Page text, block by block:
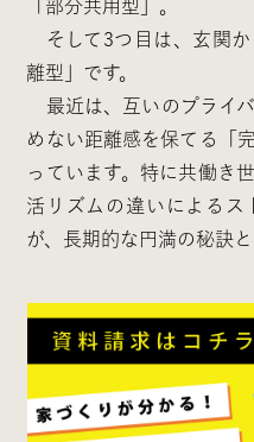
「部分共用型」。
そして3つ目は、玄関
離型」です。
最近は、互いのプライ
めない距離感を保てる「
っています。特に共働き
活リズムの違いによるス
が、長期的な円満の秘訣